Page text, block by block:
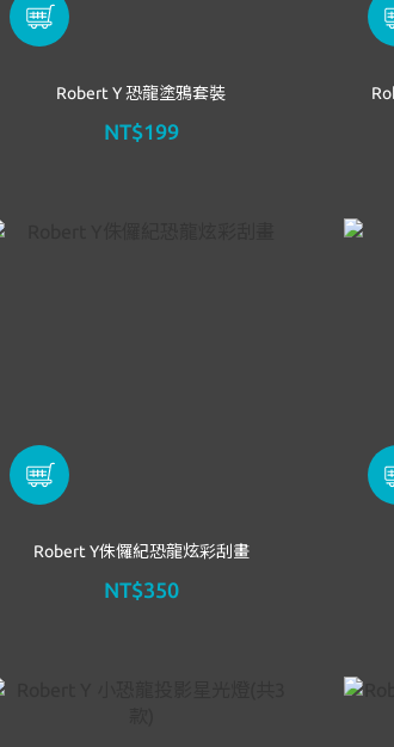
Robert Y 恐龍塗鴉套裝
NT$199
Robert Y侏儸紀恐龍炫彩刮畫
NT$350